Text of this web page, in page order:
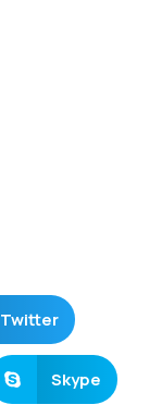
Twitter
Skype